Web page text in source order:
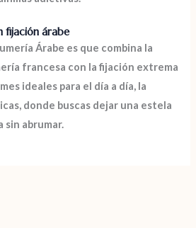
fijación árabe
Árabe es que combina la
francesa con la fijación extrema
ideales para el día a día, la
donde buscas dejar una estela
sin abrumar.